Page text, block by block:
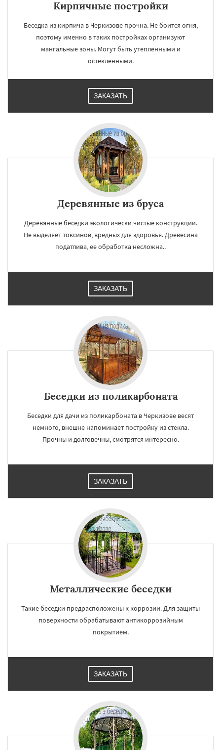
Кирпичные постройки
Беседка из кирпича в Черкизове прочна. Не боится огня,
поэтому именно в таких постройках организуют
мангальные зоны. Могут быть утепленными и
остекленными.
ЗАКАЗАТЬ
Деревянные из бруса
Деревянные беседки экологически чистые конструкции.
Не выделяет токсинов, вредных для здоровья. Древесина
податлива, ее обработка несложна..
ЗАКАЗАТЬ
Беседки из поликарбоната
Беседки для дачи из поликарбоната в Черкизове весят
немного, внешне напоминает постройку из стекла.
Прочны и долговечны, смотрятся интересно.
ЗАКАЗАТЬ
Металлические беседки
Такие беседки предрасположены к коррозии. Для защиты
поверхности обрабатывают антикоррозийным
покрытием.
ЗАКАЗАТЬ